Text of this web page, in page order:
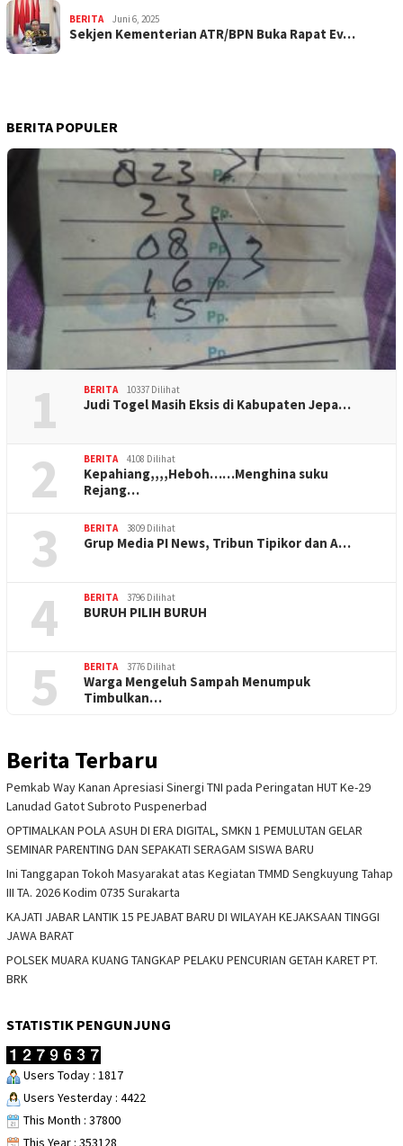
BERITA Juni 6, 2025
Sekjen Kementerian ATR/BPN Buka Rapat Ev…
BERITA POPULER
1 BERITA 10337 Dilihat
Judi Togel Masih Eksis di Kabupaten Jepa…
2 BERITA 4108 Dilihat
Kepahiang,,,,Heboh……Menghina suku
Rejang…
3 BERITA 3809 Dilihat
Grup Media PI News, Tribun Tipikor dan A…
4 BERITA 3796 Dilihat
BURUH PILIH BURUH
5 BERITA 3776 Dilihat
Warga Mengeluh Sampah Menumpuk
Timbulkan…
Berita Terbaru
Pemkab Way Kanan Apresiasi Sinergi TNI pada Peringatan HUT Ke-29
Lanudad Gatot Subroto Puspenerbad
OPTIMALKAN POLA ASUH DI ERA DIGITAL, SMKN 1 PEMULUTAN GELAR
SEMINAR PARENTING DAN SEPAKATI SERAGAM SISWA BARU
Ini Tanggapan Tokoh Masyarakat atas Kegiatan TMMD Sengkuyung Tahap
III TA. 2026 Kodim 0735 Surakarta
KAJATI JABAR LANTIK 15 PEJABAT BARU DI WILAYAH KEJAKSAAN TINGGI
JAWA BARAT
POLSEK MUARA KUANG TANGKAP PELAKU PENCURIAN GETAH KARET PT.
BRK
STATISTIK PENGUNJUNG
Users Today : 1817
Users Yesterday : 4422
This Month : 37800
This Year : 353128